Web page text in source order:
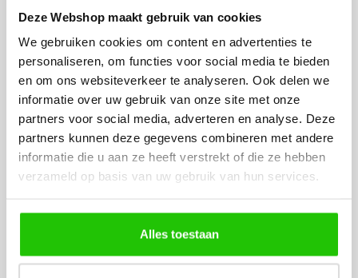
Deze Webshop maakt gebruik van cookies
We gebruiken cookies om content en advertenties te
personaliseren, om functies voor social media te bieden
en om ons websiteverkeer te analyseren. Ook delen we
informatie over uw gebruik van onze site met onze
partners voor social media, adverteren en analyse. Deze
partners kunnen deze gegevens combineren met andere
informatie die u aan ze heeft verstrekt of die ze hebben
verzameld op basis van uw gebruik van hun services.
Alles toestaan
besteld. De volgende dag
werd deze al bezorgd. Super
netjes en veilig verpakt.
volledig naar wens.
artikel is zeer mooi
veel sfeer, het is ook
eenvoudig te
BESTELINCLUSIEF
LICHTBRONNEN
warm licht dimbaar